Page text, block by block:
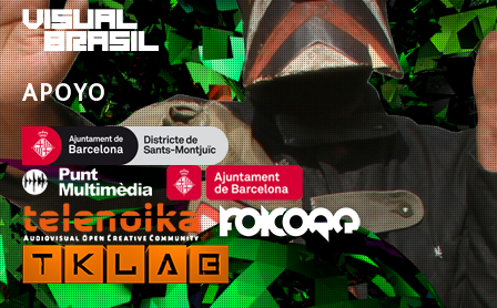
APOYO